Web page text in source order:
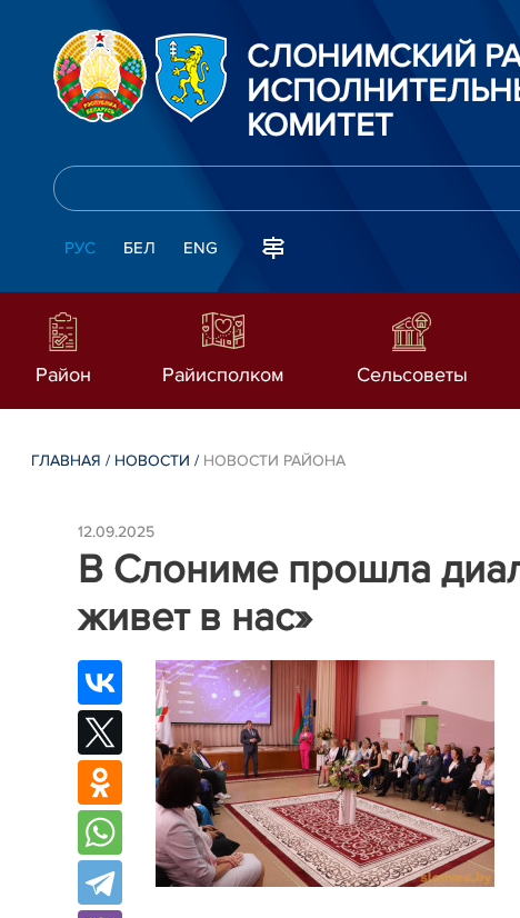
СЛОНИМСКИЙ
КОМИТЕТ
РУС БЕЛ ENG
Район Райисполком Сельсоветы
ГЛАВНАЯ / НОВОСТИ / НОВОСТИ РАЙОНА
12.09.2025
В Слониме прошла
живет в нас»